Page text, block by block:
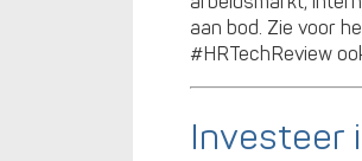
aan bod. Zie voor
#HRTechReview
Investeer